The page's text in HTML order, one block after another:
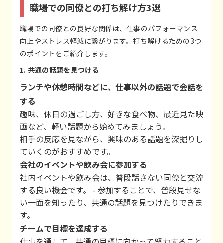
職場での同僚との打ち解け方3選
職場での同僚との良好な関係は、仕事のパフォーマンス
向上やストレス軽減に繋がります。打ち解けるための3つ
のポイントをご紹介します。
1. 共通の話題を見つける
ランチや休憩時間などに、仕事以外の話題で会話を
する
趣味、休日の過ごし方、好きな食べ物、最近見た映
画など、軽い話題から始めてみましょう。
相手の反応を見ながら、興味のある話題を深掘りし
ていくのがおすすめです。
会社のイベントや飲み会に参加する
社内イベントや飲み会は、普段話さない同僚と交流
する良い機会です。 - 参加することで、普段見せな
い一面を知ったり、共通の話題を見つけたりできま
す。
チームで目標を達成する